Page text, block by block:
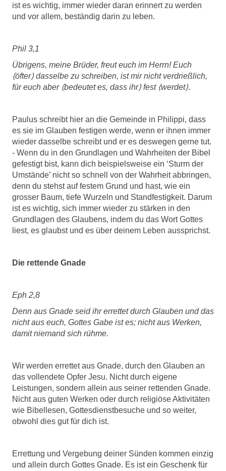
ist es wichtig, immer wieder daran erinnert zu werden
und vor allem, beständig darin zu leben.
Phil 3,1
Übrigens, meine Brüder, freut euch im Herrn! Euch
⟨öfter⟩ dasselbe zu schreiben, ist mir nicht verdrießlich,
für euch aber ⟨bedeutet es, dass ihr⟩ fest ⟨werdet⟩.
Paulus schreibt hier an die Gemeinde in Philippi, dass
es sie im Glauben festigen werde, wenn er ihnen immer
wieder dasselbe schreibt und er es deswegen gerne tut.
- Wenn du in den Grundlagen und Wahrheiten der Bibel
gefestigt bist, kann dich beispielsweise ein ‘Sturm der
Umstände’ nicht so schnell von der Wahrheit abbringen,
denn du stehst auf festem Grund und hast, wie ein
grosser Baum, tiefe Wurzeln und Standfestigkeit. Darum
ist es wichtig, sich immer wieder zu stärken in den
Grundlagen des Glaubens, indem du das Wort Gottes
liest, es glaubst und es über deinem Leben aussprichst.
Die rettende Gnade
Eph 2,8
Denn aus Gnade seid ihr errettet durch Glauben und das
nicht aus euch, Gottes Gabe ist es; nicht aus Werken,
damit niemand sich rühme.
Wir werden errettet aus Gnade, durch den Glauben an
das vollendete Opfer Jesu. Nicht durch eigene
Leistungen, sondern allein aus seiner rettenden Gnade.
Nicht aus guten Werken oder durch religiöse Aktivitäten
wie Bibellesen, Gottesdienstbesuche und so weiter,
obwohl dies gut für dich ist.
Errettung und Vergebung deiner Sünden kommen einzig
und allein durch Gottes Gnade. Es ist ein Geschenk für